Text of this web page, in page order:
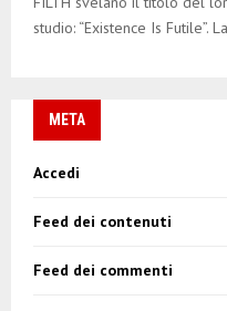
studio: “Existence Is Futile”.
META
Accedi
Feed dei contenuti
Feed dei commenti